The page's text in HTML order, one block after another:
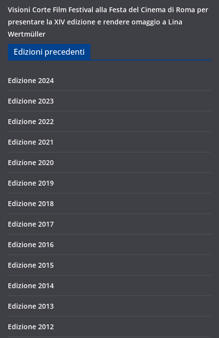
Visioni Corte Film Festival alla Festa del Cinema di Roma per
presentare la XIV edizione e rendere omaggio a Lina
Wertmüller
Edizioni precedenti
Edizione 2024
Edizione 2023
Edizione 2022
Edizione 2021
Edizione 2020
Edizione 2019
Edizione 2018
Edizione 2017
Edizione 2016
Edizione 2015
Edizione 2014
Edizione 2013
Edizione 2012